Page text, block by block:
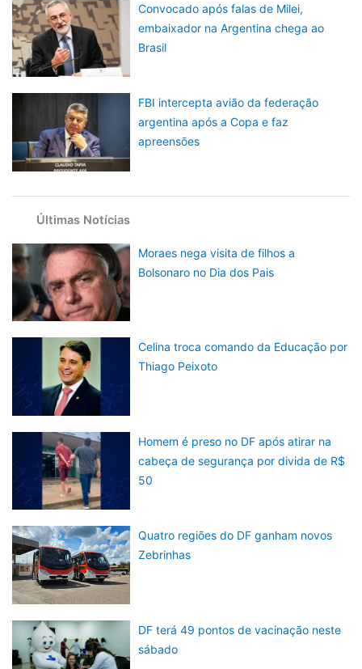
Convocado após falas de Milei,
embaixador na Argentina chega ao
Brasil
FBI intercepta avião da federação
argentina após a Copa e faz
apreensões
Últimas Notícias
Moraes nega visita de filhos a
Bolsonaro no Dia dos Pais
Celina troca comando da Educação por
Thiago Peixoto
Homem é preso no DF após atirar na
cabeça de segurança por divida de R$
50
Quatro regiões do DF ganham novos
Zebrinhas
DF terá 49 pontos de vacinação neste
sábado